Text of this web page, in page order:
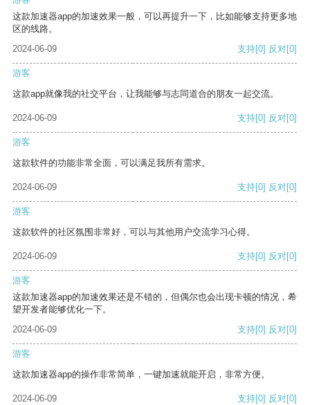
这款加速器app的加速效果一般，可以再提升一下，比如能够支持更多地
区的线路。
2024-06-09
支持[0] 反对[0]
游客
这款app就像我的社交平台，让我能够与志同道合的朋友一起交流。
2024-06-09 支持[0] 反对[0]
游客
这款软件的功能非常全面，可以满足我所有需求。
2024-06-09 支持[0] 反对[0]
游客
这款软件的社区氛围非常好，可以与其他用户交流学习心得。
2024-06-09 支持[0] 反对[0]
游客
这款加速器app的加速效果还是不错的，但偶尔也会出现卡顿的情况，希
望开发者能够优化一下。
2024-06-09
支持[0] 反对[0]
游客
这款加速器app的操作非常简单，一键加速就能开启，非常方便。
2024-06-09 支持[0] 反对[0]